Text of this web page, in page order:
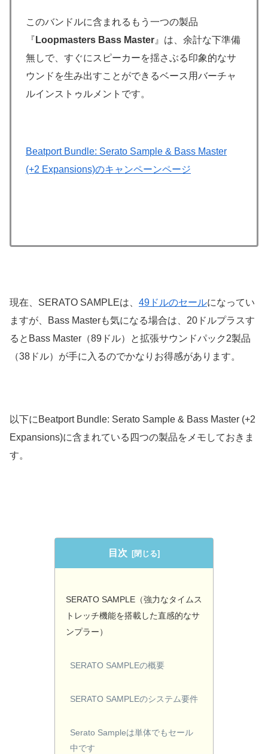
このバンドルに含まれるもう一つの製品
『 Loopmasters Bass Master 』は、余計な下準備
無しで、すぐにスピーカーを揺さぶる印象的なサ
ウンドを生み出すことができるベース用バーチャ
ルインストゥルメントです。
Beatport Bundle: Serato Sample & Bass Master
(+2 Expansions)のキャンペーンページ
現在、SERATO SAMPLEは、 49ドルのセールになってい
ますが、Bass Masterも気になる場合は、20ドルプラスす
るとBass Master（89ドル）と拡張サウンドパック2製品
（38ドル）が手に入るのでかなりお得感があります。
以下にBeatport Bundle: Serato Sample & Bass Master (+2
Expansions)に含まれている四つの製品をメモしておきま
す。
目次
SERATO SAMPLE（強力なタイムス
トレッチ機能を搭載した直感的なサ
ンプラー）
SERATO SAMPLEの概要
SERATO SAMPLEのシステム要件
Serato Sampleは単体でもセール
中です